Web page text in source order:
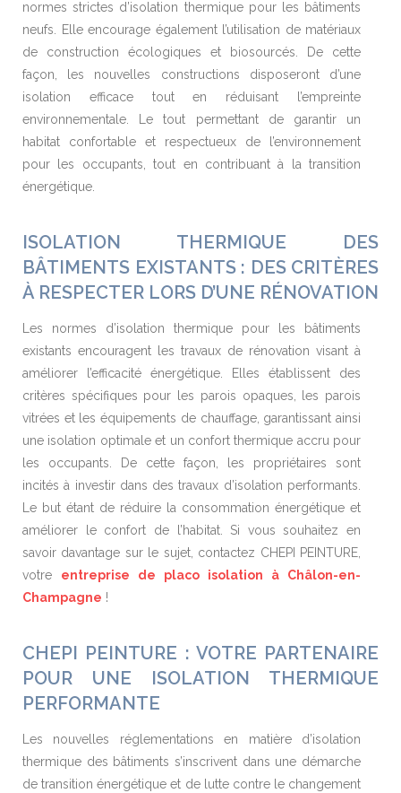
normes strictes d’isolation thermique pour les bâtiments
neufs. Elle encourage également l’utilisation de matériaux
de construction écologiques et biosourcés. De cette
façon, les nouvelles constructions disposeront d’une
isolation efficace tout en réduisant l’empreinte
environnementale. Le tout permettant de garantir un
habitat confortable et respectueux de l’environnement
pour les occupants, tout en contribuant à la transition
énergétique.
ISOLATION THERMIQUE DES
BÂTIMENTS EXISTANTS : DES CRITÈRES
À RESPECTER LORS D’UNE RÉNOVATION
Les normes d’isolation thermique pour les bâtiments
existants encouragent les travaux de rénovation visant à
améliorer l’efficacité énergétique. Elles établissent des
critères spécifiques pour les parois opaques, les parois
vitrées et les équipements de chauffage, garantissant ainsi
une isolation optimale et un confort thermique accru pour
les occupants. De cette façon, les propriétaires sont
incités à investir dans des travaux d’isolation performants.
Le but étant de réduire la consommation énergétique et
améliorer le confort de l’habitat. Si vous souhaitez en
savoir davantage sur le sujet, contactez CHEPI PEINTURE,
votre entreprise de placo isolation à Châlon-en-
Champagne !
CHEPI PEINTURE : VOTRE PARTENAIRE
POUR UNE ISOLATION THERMIQUE
PERFORMANTE
Les nouvelles réglementations en matière d’isolation
thermique des bâtiments s’inscrivent dans une démarche
de transition énergétique et de lutte contre le changement